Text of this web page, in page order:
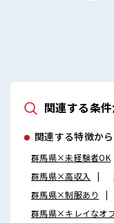
関連する条
関連する特徴か
群馬県×未経験者OK
群馬県×高収入
群馬県×制服あり
群馬県×キレイなオ